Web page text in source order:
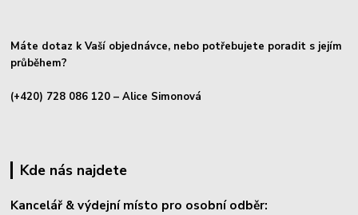
Máte dotaz k Vaší objednávce, nebo potřebujete poradit s jejím
průběhem?
(+420) 728 086 120 – Alice Simonová
Kde nás najdete
Kancelář & výdejní místo pro osobní odběr: